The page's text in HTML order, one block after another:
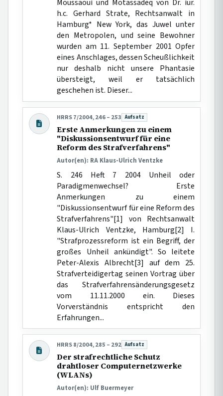
Moussaoui und Motassadeq von Dr. iur.
h.c. Gerhard Strate, Rechtsanwalt in
Hamburg* New York, das Juwel unter
den Metropolen, und seine Bewohner
wurden am 11. September 2001 Opfer
eines Anschlages, dessen Scheußlichkeit
nur deshalb nicht unsere Phantasie
übersteigt, weil er tatsächlich
geschehen ist. Dieser...
HRRS 7/2004, 246 – 253 Beitragsart:
Aufsatz
Erste Anmerkungen zu einem
"Diskussionsentwurf für eine
Reform des Strafverfahrens"
Autor(en): RA Klaus-Ulrich Ventzke
S. 246 Heft 7 2004 Unheil oder
Paradigmenwechsel? Erste
Anmerkungen zu einem
"Diskussionsentwurf für eine Reform des
Strafverfahrens"[1] von Rechtsanwalt
Klaus-Ulrich Ventzke, Hamburg[2] I.
"Strafprozessreform ist ein Begriff, der
großes Unheil ankündigt". So leitete
Peter-Alexis Albrecht[3] auf dem 25.
Strafverteidigertag seinen Vortrag über
das Strafverfahrensänderungsgesetz
vom 11.11.2000 ein. Dieses
Vorverständnis entspricht den
Erfahrungen...
HRRS 8/2004, 285 – 292 Beitragsart:
Aufsatz
Der strafrechtliche Schutz
drahtloser Computernetzwerke
(WLANs)
Autor(en): Ulf Buermeyer